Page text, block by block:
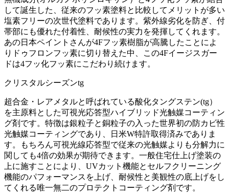
して誕生した、従来のフッ素塗料と比較してメリットが多い
塩素フリーの次世代塗料であります。紫外線劣化を防ぎ、付
帯部にも優れた付着性、耐候性の実力を発揮してくれます。
あの日本ペイントさんが4Fフッ素樹脂が高騰したことによ
りドゥフロンフッ素に切り替えた中、この4Fイージスガー
ドは4フッ化フッ素にこだわり続けます。
クリスタルシーズンtg
超合金・レアメタルと呼ばれている酸化タングステン(tg）
を主原料とした可視光応答型ハイブリッド光触媒コーティン
グ剤です。特徴は銀粒子と銅粒子の入った世界初の防カビ性
光触媒コーティングであり、日米W特許取得済みでありま
す。もちろん可視光線応答型で従来の光触媒よりも分解力に
関しても4倍の効果が期待できます。一般住宅仕上げ塗装の
上に施すことにより、UVカット機能とセルフクリーニング
機能のパフォーマンスを上げ、耐候性と美観性の底上げをし
てくれる唯一無二のプロテクトコーティング剤です。